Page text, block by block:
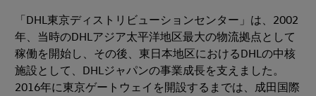
「DHL東京ディストリビューションセンター」は、2002
年、当時のDHLアジア太平洋地区最大の物流拠点として
稼働を開始し、その後、東日本地区におけるDHLの中核
施設として、DHLジャパンの事業成長を支えました。
2016年に東京ゲートウェイを開設するまでは、成田国際